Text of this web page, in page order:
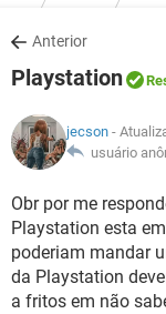
Anterior
Playstation
jecson -
usuário
Obr por me
Playstation esta
poderiam mandar
da Playstation
a fritos em não